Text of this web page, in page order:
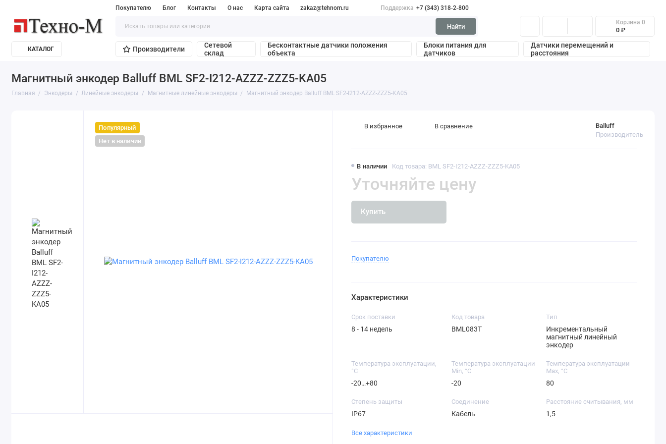
Покупателю Блог Контакты О нас Карта сайта zakaz@tehnom.ru Поддержка +7 (343) 318-2-800
Найти
Корзина 0
0 ₽
КАТАЛОГ Производители
Сетевой
склад
Бесконтактные датчики положения
объекта
Блоки питания для
датчиков
Датчики перемещений и
расстояния
Магнитный энкодер Balluff BML SF2-I212-AZZZ-ZZZ5-KA05
Главная Энкодеры Линейные энкодеры Магнитные линейные энкодеры Магнитный энкодер Balluff BML SF2-I212-AZZZ-ZZZ5-KA05
Популярный
Нет в наличии
В наличии Код товара: BML SF2-I212-AZZZ-ZZZ5-KA05
Balluff
Производитель
Уточняйте цену
Купить
В избранное В сравнение
Покупателю
Характеристики
Срок поставки
8 - 14 недель
Код товара
BML083T
Тип
Инкрементальный
магнитный линейный
энкодер
Температура эксплуатации,
°C
-20…+80
Температура эксплуатации
Min, °C
-20
Температура эксплуатации
Max, °C
80
Степень защиты
IP67
Соединение
Кабель
Расстояние считывания, мм
1,5
Все характеристики